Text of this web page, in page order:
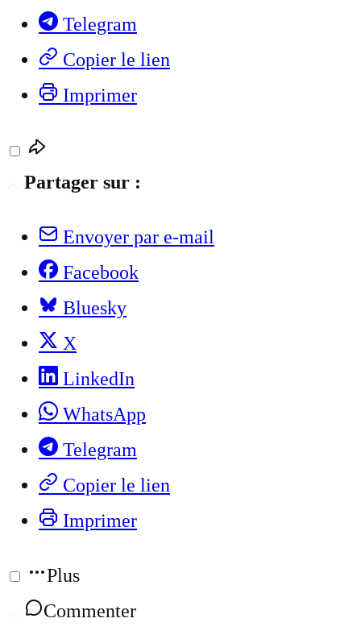
Telegram
Copier le lien
Imprimer
Partager sur :
Envoyer par e-mail
Facebook
Bluesky
X
LinkedIn
WhatsApp
Telegram
Copier le lien
Imprimer
Plus
Commenter